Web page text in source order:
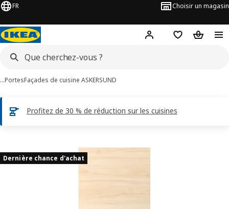
FR Choisir un magasin
Hej ! Connectez-vous
FavorisPanier
…PortesFaçades de cuisine ASKERSUND
Profitez de 30 % de réduction sur les cuisines
images
Dernière chance d'achat